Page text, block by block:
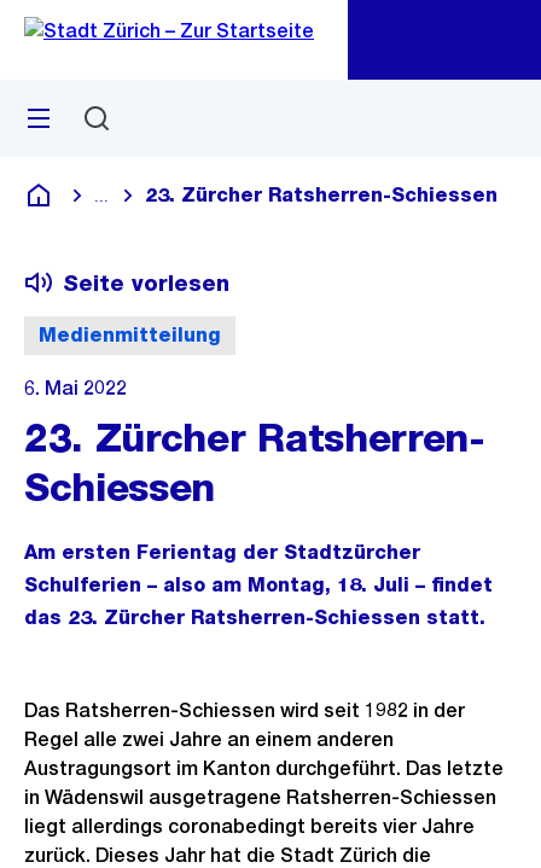
Navigation
Sprunglink
Menü
Deutsch
Blende alle Breadcrumbs ein
23. Zürcher Ratsherren-Schiessen
Medienmitteilung
Seite vorlesen
6. Mai 2022
23. Zürcher Ratsherren-
Schiessen
Am ersten Ferientag der Stadtzürcher
Schulferien – also am Montag, 18. Juli – findet
das 23. Zürcher Ratsherren-Schiessen statt.
Das Ratsherren-Schiessen wird seit 1982 in der
Regel alle zwei Jahre an einem anderen
Austragungsort im Kanton durchgeführt. Das letzte
in Wädenswil ausgetragene Ratsherren-Schiessen
liegt allerdings coronabedingt bereits vier Jahre
zurück. Dieses Jahr hat die Stadt Zürich die